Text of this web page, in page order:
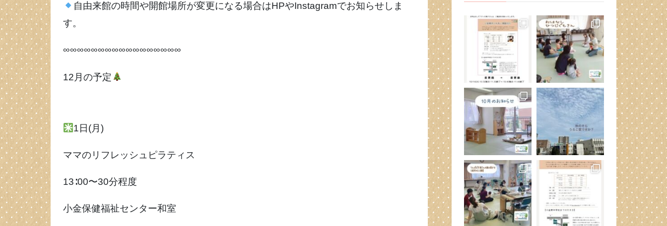
自由来館の時間や開館場所が変更になる場合はHPやInstagramでお知らせしま
す。
∞∞∞∞∞∞∞∞∞∞∞∞∞∞∞∞∞
12月の予定
1日(月)
ママのリフレッシュピラティス
13∶00〜30分程度
小金保健福祉センター和室